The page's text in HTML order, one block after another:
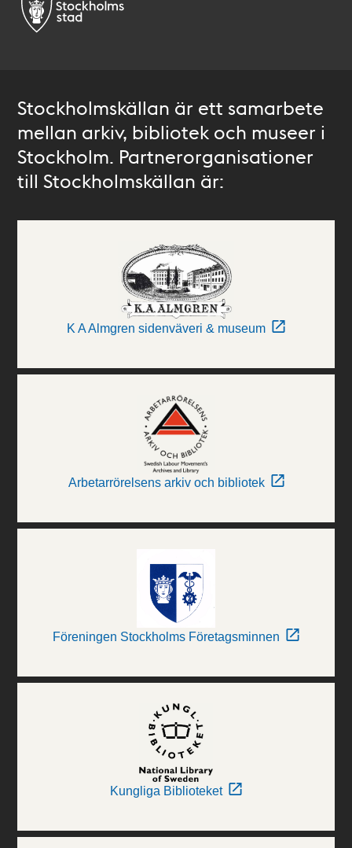
Stockholmskällan är ett samarbete
mellan arkiv, bibliotek och museer i
Stockholm. Partnerorganisationer
till Stockholmskällan är:
K A Almgren sidenväveri & museum
Arbetarrörelsens arkiv och bibliotek
Föreningen Stockholms Företagsminnen
Kungliga Biblioteket